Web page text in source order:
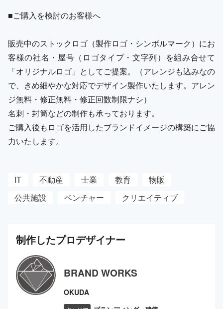
■ご購入を検討のお客様へ
販売中のストックロゴ（製作ロゴ・シンボルマーク）にお
客様の社名・屋号（ロゴタイプ・文字列）を組み合せて
「オリジナルロゴ」としてご提案。（アレンジも込みなの
で、きめ細やかな対応でデザイン製作いたします。アレン
ジ無料・修正無料・修正回数制限ナシ）
名刺・封筒などの制作も承っております。
ご購入後もロゴを活用したブランドイメージの構築にご協
力いたします。
IT 不動産 士業 教育
物販
公共施設
ベンチャー クリエイティブ
制作したプロデザイナー
BRAND WORKS
OKUDA